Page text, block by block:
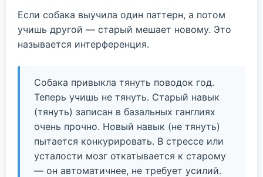
Если собака выучила один паттерн, а потом
учишь другой — старый мешает новому. Это
называется интерференция.
Собака привыкла тянуть поводок год.
Теперь учишь не тянуть. Старый навык
(тянуть) записан в базальных ганглиях
очень прочно. Новый навык (не тянуть)
пытается конкурировать. В стрессе или
усталости мозг откатывается к старому
— он автоматичнее, не требует усилий.